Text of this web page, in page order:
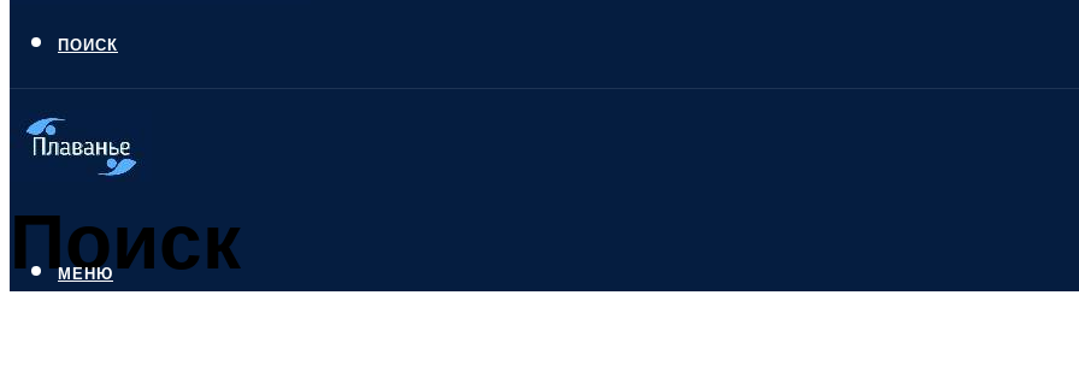
ПОИСК
Поиск
МЕНЮ